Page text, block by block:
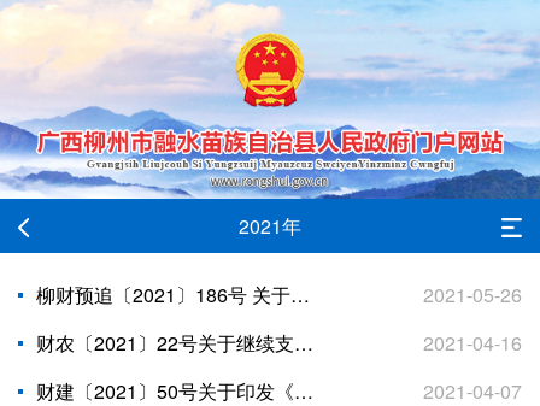
2021年
柳财预追〔2021〕186号 关于下达2021年中央财政衔接推进乡村振兴补助资金的通知
2021-05-26
财农〔2021〕22号关于继续支持脱贫县统筹整合使用财政涉农资金工作的通知
2021-04-16
财建〔2021〕50号关于印发《车辆购置税收入补助地方资金管理暂行办法》的通知
2021-04-07